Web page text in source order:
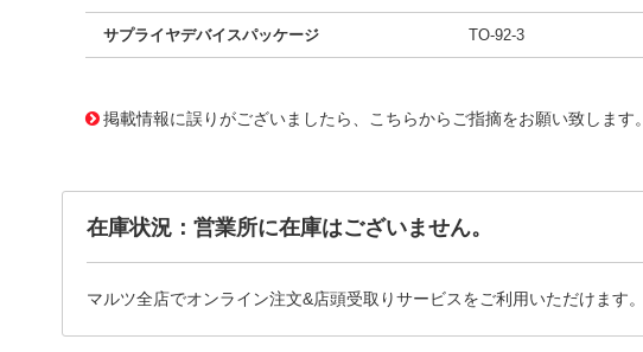
サプライヤデバイスパッケージ TO-92-3
掲載情報に誤りがございましたら、こちらからご指摘をお願い致します。
在庫状況：営業所に在庫はございません。
マルツ全店でオンライン注文&店頭受取りサービスをご利用いただけます。